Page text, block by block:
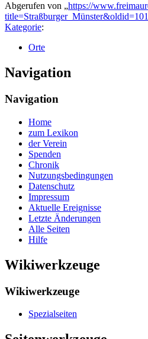
Abgerufen von „https://
Kategorie:
Orte
Navigation
Navigation
Home
zum Lexikon
der Verein
Spenden
Chronik
Nutzungsbedingungen
Datenschutz
Impressum
Aktuelle Ereignisse
Letzte Änderungen
Alle Seiten
Hilfe
Wikiwerkzeuge
Wikiwerkzeuge
Spezialseiten